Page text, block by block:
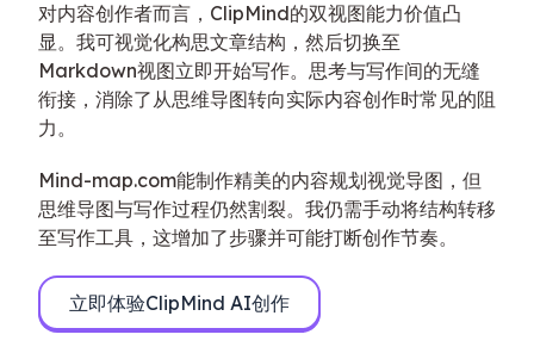
对内容创作者而言，ClipMind的双视图能力价值凸
显。我可视觉化构思文章结构，然后切换至
Markdown视图立即开始写作。思考与写作间的无缝
衔接，消除了从思维导图转向实际内容创作时常见的阻
力。
Mind-map.com能制作精美的内容规划视觉导图，但
思维导图与写作过程仍然割裂。我仍需手动将结构转移
至写作工具，这增加了步骤并可能打断创作节奏。
立即体验ClipMind AI创作